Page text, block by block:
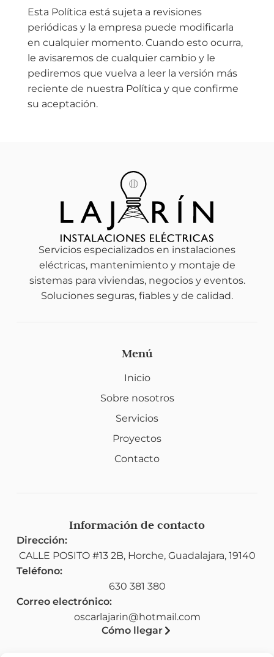
Esta Política está sujeta a revisiones
periódicas y la empresa puede modificarla
en cualquier momento. Cuando esto ocurra,
le avisaremos de cualquier cambio y le
pediremos que vuelva a leer la versión más
reciente de nuestra Política y que confirme
su aceptación.
Servicios especializados en instalaciones
eléctricas, mantenimiento y montaje de
sistemas para viviendas, negocios y eventos.
Soluciones seguras, fiables y de calidad.
Menú
Inicio
Sobre nosotros
Servicios
Proyectos
Contacto
Información de contacto
Dirección:
CALLE POSITO #13 2B, Horche, Guadalajara, 19140
Teléfono:
630 381 380
Correo electrónico:
oscarlajarin@hotmail.com
Cómo llegar